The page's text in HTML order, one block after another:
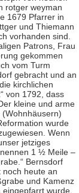
rotger weyman
1679 Pfarrer in
und Thiemann
vorhanden sind.
Patrons, Frau
gekommen
vom Turm
gebracht und an
kirchlichen
von 1792, dass
kleine und arme
wurde
Wenn
jetziges
1 ½ Meile –
Bernsdorf
noch heute an
und Kamenz
wurde.